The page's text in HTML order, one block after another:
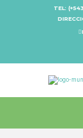
TEL: